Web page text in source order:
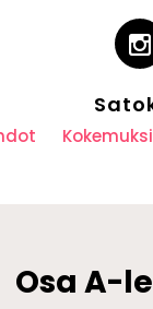
Osa A-